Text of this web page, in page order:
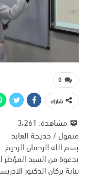
0
شارك
مشاهدة: 3٬261
منقول / خديجة العابد
بسم الله الرحمان الرحيم
بدعوة من السيد المؤطر
نيابة بركان الدكتور